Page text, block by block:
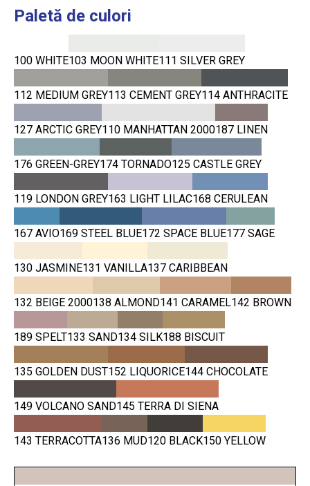
Paletă de culori
100 WHITE103 MOON WHITE111 SILVER GREY
112 MEDIUM GREY113 CEMENT GREY114 ANTHRACITE
127 ARCTIC GREY110 MANHATTAN 2000187 LINEN
176 GREEN-GREY174 TORNADO125 CASTLE GREY
119 LONDON GREY163 LIGHT LILAC168 CERULEAN
167 AVIO169 STEEL BLUE172 SPACE BLUE177 SAGE
130 JASMINE131 VANILLA137 CARIBBEAN
132 BEIGE 2000138 ALMOND141 CARAMEL142 BROWN
189 SPELT133 SAND134 SILK188 BISCUIT
135 GOLDEN DUST152 LIQUORICE144 CHOCOLATE
149 VOLCANO SAND145 TERRA DI SIENA
143 TERRACOTTA136 MUD120 BLACK150 YELLOW